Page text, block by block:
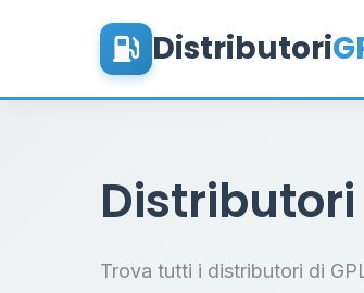
Distributori
Distributori
Trova tutti i distributori di